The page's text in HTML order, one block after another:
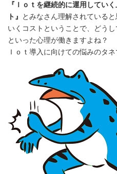
『Ｉｏｔを継続的に運用してい
ト』
とみなさん理解されている
いくコストということで、どうし
といった心理が働きますよね？
Ｉｏｔ導入に向けての悩みのタネ